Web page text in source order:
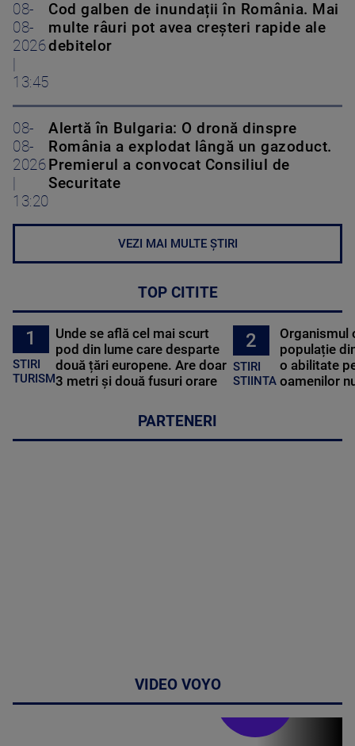
08-
08-
2026
13:45
Cod galben de inundații în România. Mai
multe râuri pot avea creșteri rapide ale
debitelor
08-
08-
2026
13:20
Alertă în Bulgaria: O dronă dinspre
România a explodat lângă un gazoduct.
Premierul a convocat Consiliul de
Securitate
VEZI MAI MULTE ȘTIRI
TOP CITITE
1
STIRI
TURISM
Unde se află cel mai scurt
pod din lume care desparte
două țări europene. Are doar
3 metri și două fusuri orare
2
STIRI
STIINTA
Organismul
populație
o abilitate
oamenilor
PARTENERI
VIDEO VOYO